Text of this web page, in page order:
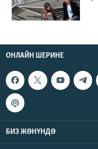
ОНЛАЙН ШЕРИНЕ
БИЗ ЖӨНҮНДӨ